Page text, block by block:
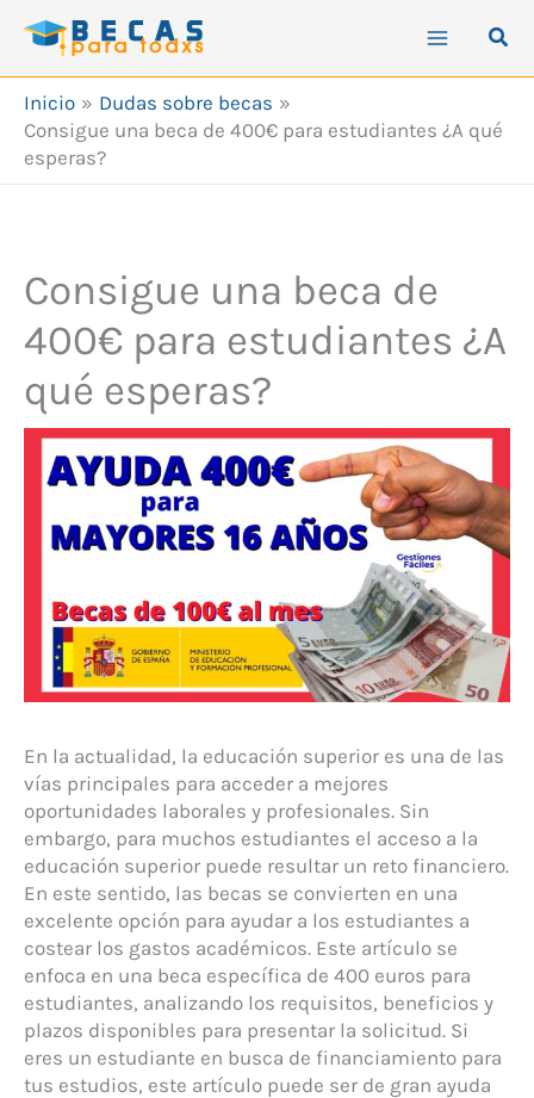
Inicio
Dudas sobre becas
Consigue una beca de 400€ para estudiantes ¿A qué
esperas?
Consigue una beca de
400€ para estudiantes ¿A
qué esperas?
En la actualidad, la educación superior es una de las
vías principales para acceder a mejores
oportunidades laborales y profesionales. Sin
embargo, para muchos estudiantes el acceso a la
educación superior puede resultar un reto financiero.
En este sentido, las becas se convierten en una
excelente opción para ayudar a los estudiantes a
costear los gastos académicos. Este artículo se
enfoca en una beca específica de 400 euros para
estudiantes, analizando los requisitos, beneficios y
plazos disponibles para presentar la solicitud. Si
eres un estudiante en busca de financiamiento para
tus estudios, este artículo puede ser de gran ayuda